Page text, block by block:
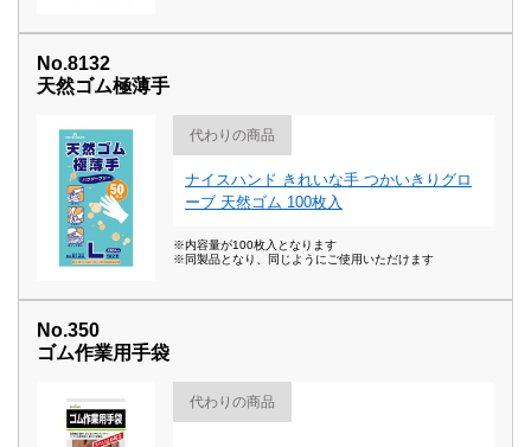
No.8132
天然ゴム極薄手
代わりの商品
ナイスハンド きれいな手 つかいきりグロ
ーブ 天然ゴム 100枚入
※内容量が100枚入となります
※同製品となり、同じようにご使用いただけます
No.350
ゴム作業用手袋
代わりの商品